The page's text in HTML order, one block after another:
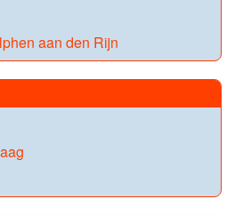
aan den Rijn